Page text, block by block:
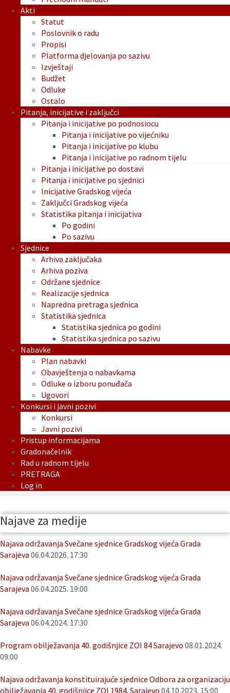
Akti
Statut
Poslovnik o radu
Propisi
Platforma djelovanja po sazivu
Izvještaji
Budžet
Odluke
Ostalo
Pitanja, inicijative i zaključci
Pitanja i inicijative po podnosiocu
Pitanja i inicijative po vijećniku
Pitanja i inicijative po klubu
Pitanja i inicijative po radnom tijelu
Pitanja i inicijative po dostavi
Pitanja i inicijative po sjednici
Inicijative Gradskog vijeća
Zaključci Gradskog vijeća
Statistika pitanja i inicijativa
Po godini
Po sazivu
Sjednice
Arhiva zaključaka
Arhiva poziva
Održane sjednice
Realizacije sjednica
Napredna pretraga sjednica
Statistika sjednica
Statistika sjednica po godini
Statistika sjednica po sazivu
Nabavke
Plan nabavki
Obavještenja o nabavkama
Odluke o izboru ponuđača
Ugovori
Konkursi i javni pozivi
Konkursi
Javni pozivi
Pristup informacijama
Gradonačelnik
Rad u radnom tijelu
PRETRAGA
Log in
Najave za medije
Najava održavanja Svečane sjednice Gradskog vijeća Grada
Sarajeva 06.04.2026. 17:30
Najava održavanja Svečane sjednice Gradskog vijeća Grada
Sarajeva 06.04.2025. 19:00
Najava održavanja Svečane sjednice Gradskog vijeća Grada
Sarajeva 06.04.2024. 17:30
Program obilježavanja 40. godišnjice ZOI 84 Sarajevo 08.01.2024.
09:00
Najava održavanja konstituirajuće sjednice Odbora za organizaciju
obilježavanja 40. godišnjice ZOI 1984. Sarajevo 04.10.2023. 15:00